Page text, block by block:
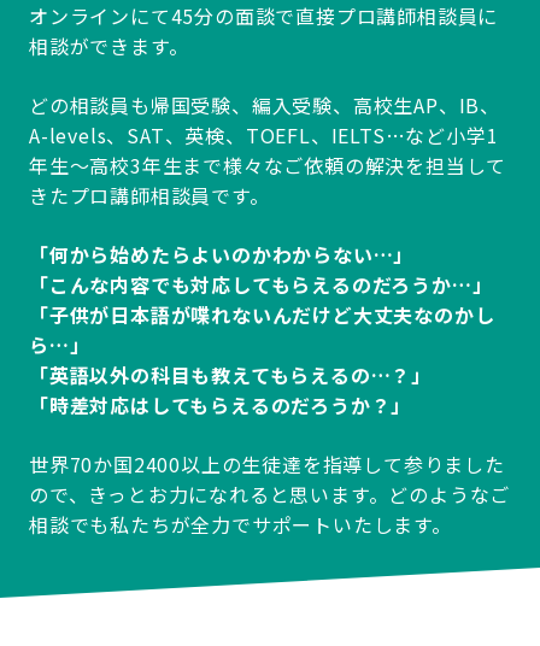
オンラインにて45分の面談で直接プロ講師相談員に
相談ができます。
どの相談員も帰国受験、編入受験、高校生AP、IB、
A-levels、SAT、英検、TOEFL、IELTS…など小学1
年生～高校3年生まで様々なご依頼の解決を担当して
きたプロ講師相談員です。
「何から始めたらよいのかわからない…」
「こんな内容でも対応してもらえるのだろうか…」
「子供が日本語が喋れないんだけど大丈夫なのかし
ら…」
「英語以外の科目も教えてもらえるの…？」
「時差対応はしてもらえるのだろうか？」
世界70か国2400以上の生徒達を指導して参りました
ので、きっとお力になれると思います。どのようなご
相談でも私たちが全力でサポートいたします。